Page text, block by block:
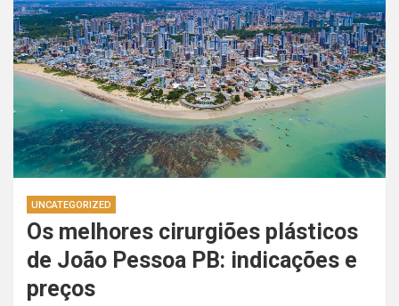
UNCATEGORIZED
Os melhores cirurgiões plásticos
de João Pessoa PB: indicações e
preços